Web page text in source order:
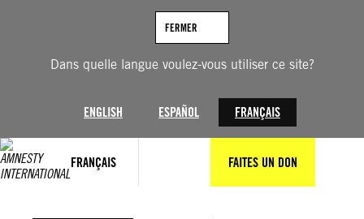
Dans quelle langue voulez-vous utiliser ce site?
ENGLISH ESPAÑOL FRANÇAIS
FERMER
FRANÇAIS FAITES UN DON